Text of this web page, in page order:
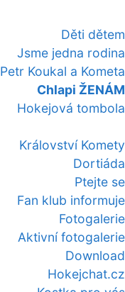
Děti dětem
Jsme jedna rodina
Petr Koukal a Kometa
Chlapi ŽENÁM
Hokejová tombola
Království Komety
Dortiáda
Ptejte se
Fan klub informuje
Fotogalerie
Aktivní fotogalerie
Download
Hokejchat.cz